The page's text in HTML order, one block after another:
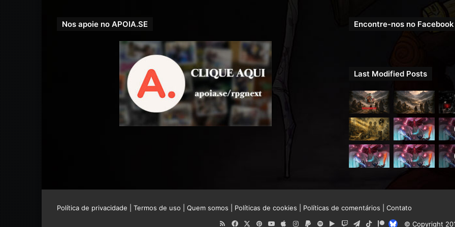
Nos apoie no APOIA.SE Encontre-nos no Facebook
Last Modified Posts
Política de privacidade Termos de uso Quem somos Políticas de cookies Políticas de comentários
Contato
© Copyright
RSSFacebook
X PinterestYouTube
AppleInstagram
PaypalSpotifyGoogleTwitchTelegram
TikTokPatreonBluesky